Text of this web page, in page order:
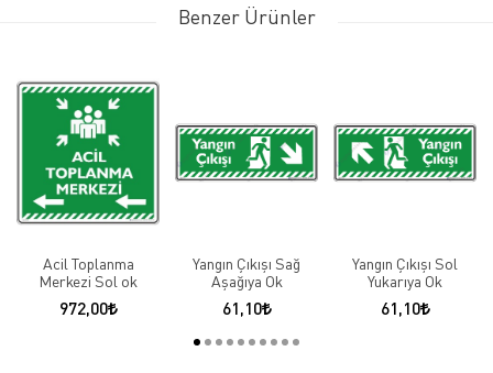
Benzer Ürünler
Acil Toplanma
Merkezi Sol ok
972,00
Yangın Çıkışı Sağ
Aşağıya Ok
61,10
Yangın Çıkışı Sol
Yukarıya Ok
61,10